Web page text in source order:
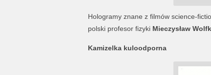
Hologramy znane z filmów science-
polski profesor fizyki Mieczysław
Kamizelka kuloodporna